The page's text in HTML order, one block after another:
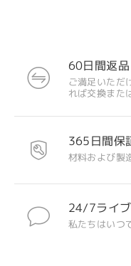
60日間返
ご満足いただ
れば交換また
365日間保
材料および製
24/7ライ
私たちはいつ